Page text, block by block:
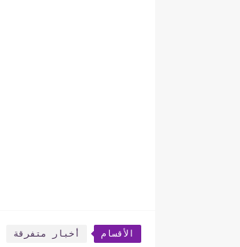
الأقسام أخبار متفرقة